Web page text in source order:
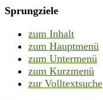
Sprungziele
zum Inhalt
zum Hauptmenü
zum Untermenü
zum Kurzmenü
zur Volltextsuche